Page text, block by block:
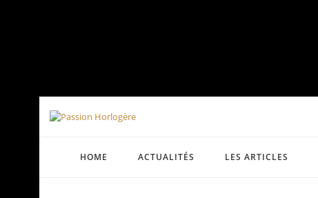
HOME ACTUALITÉS LES ARTICLES